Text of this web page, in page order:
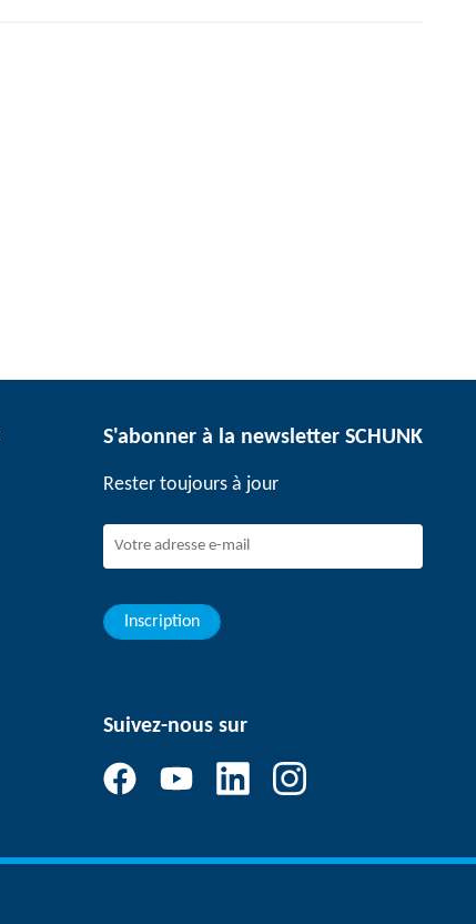
S'abonner à la newsletter SCHUNK
Rester toujours à jour
Inscription
Suivez-nous sur